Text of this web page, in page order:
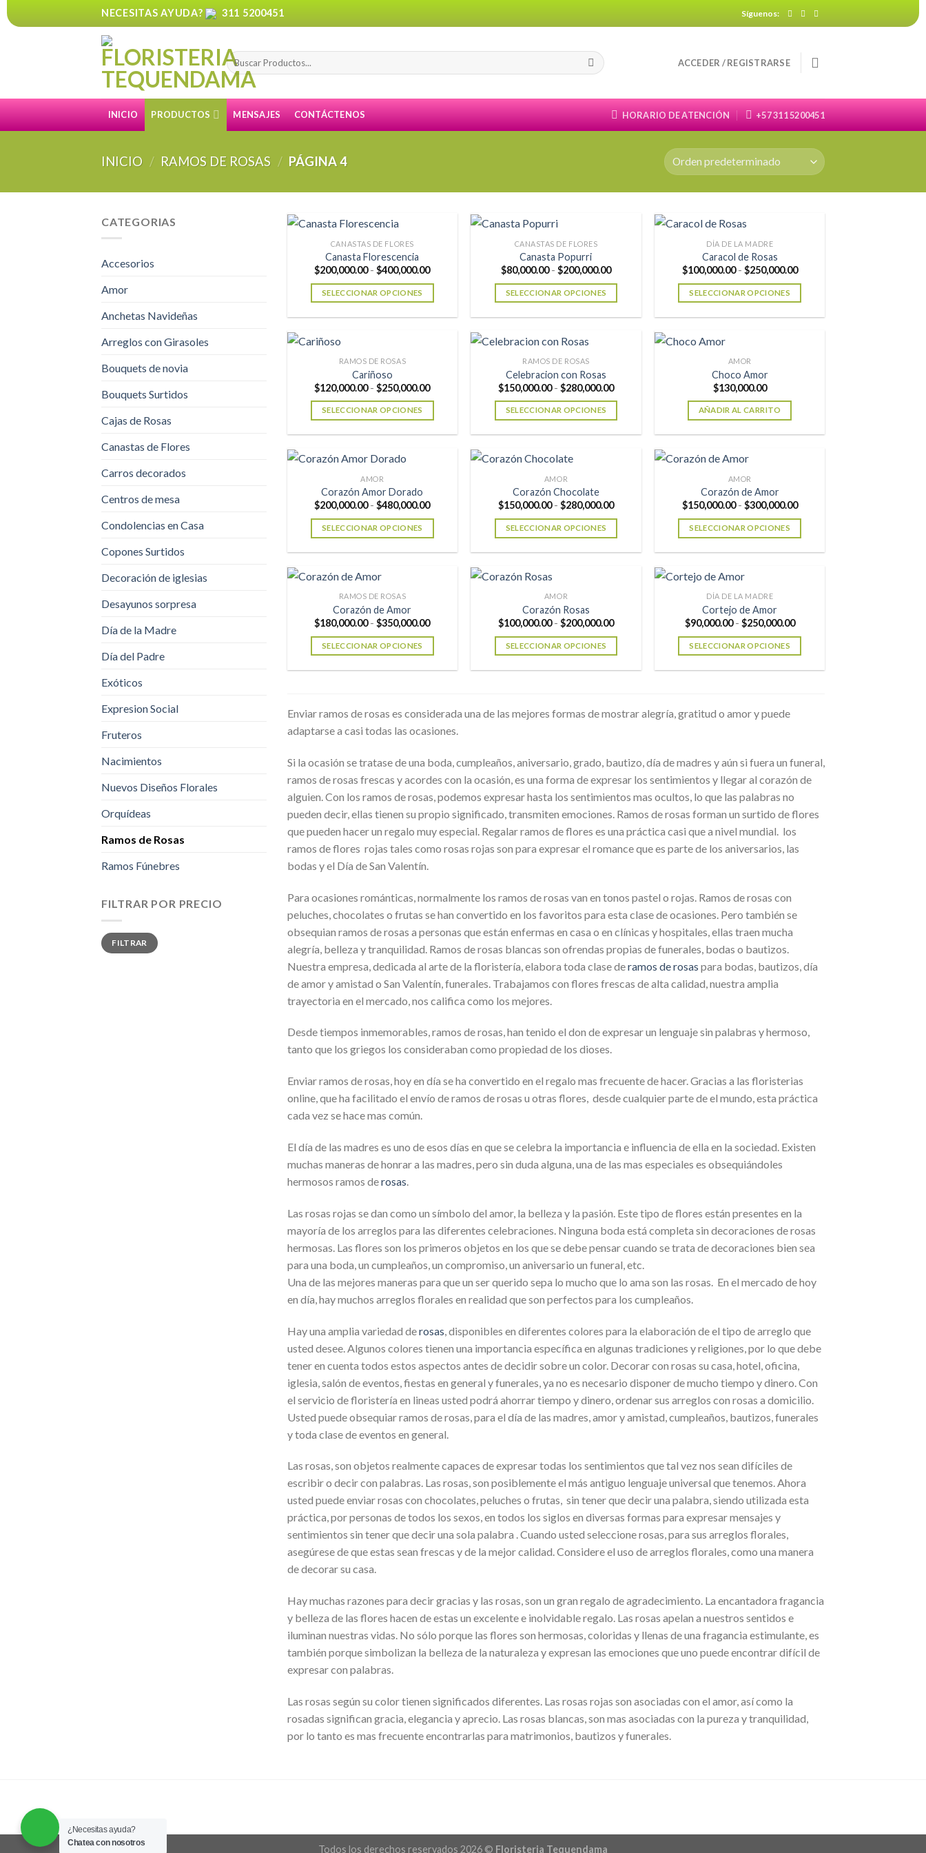
to
NECESITAS AYUDA? 311 5200451 Síguenos:
Buscar
por:
ACCEDER / REGISTRARSE
INICIO PRODUCTOS MENSAJES CONTÁCTENOS HORARIO DE ATENCIÓN +57 311 5200451
INICIO / RAMOS DE ROSAS / PÁGINA 4
CATEGORIAS
Accesorios
Amor
Anchetas Navideñas
Arreglos con Girasoles
Bouquets de novia
Bouquets Surtidos
Cajas de Rosas
Canastas de Flores
Carros decorados
Centros de mesa
Condolencias en Casa
Copones Surtidos
Decoración de iglesias
Desayunos sorpresa
Día de la Madre
Día del Padre
Exóticos
Expresion Social
Fruteros
Nacimientos
Nuevos Diseños Florales
Orquídeas
Ramos de Rosas
Ramos Fúnebres
FILTRAR POR PRECIO
Precio
mínimo
Precio
máximo
FILTRAR
CANASTAS DE FLORES
Canasta Florescencia
$200,000.00 - $400,000.00Rango
precios:
hasta
SELECCIONAR OPCIONES
múltiples
variantes.
Las
opciones
se
pueden
elegir
la
página
de
producto
CANASTAS DE FLORES
Canasta Popurri
$80,000.00 - $200,000.00Rango
precios:
hasta
SELECCIONAR OPCIONES
tiene
múltiples
variantes.
Las
opciones
se
pueden
elegir
la
página
de
producto
DÍA DE LA MADRE
Caracol de Rosas
$100,000.00 - $250,000.00Rango
precios:
hasta
SELECCIONAR OPCIONES
múltiples
variantes.
Las
opciones
se
pueden
la
página
de
producto
RAMOS DE ROSAS
Cariñoso
$120,000.00 - $250,000.00Rango
hasta
SELECCIONAR OPCIONES
tiene
múltiples
variantes.
Las
opciones
se
pueden
la
página
de
producto
RAMOS DE ROSAS
Celebracion con Rosas
$150,000.00 - $280,000.00Rango
hasta
SELECCIONAR OPCIONES
tiene
múltiples
variantes.
Las
opciones
se
pueden
la
página
de
producto
AMOR
Choco Amor
$130,000.00
AÑADIR AL CARRITO
AMOR
Corazón Amor Dorado
$200,000.00 - $480,000.00Rango
hasta
SELECCIONAR OPCIONES
tiene
múltiples
variantes.
Las
opciones
se
pueden
la
página
producto
AMOR
Corazón Chocolate
$150,000.00 - $280,000.00Rango
hasta
SELECCIONAR OPCIONES
múltiples
variantes.
Las
opciones
se
pueden
la
producto
AMOR
Corazón de Amor
$150,000.00 - $300,000.00Rango
hasta
SELECCIONAR OPCIONES
tiene
múltiples
variantes.
Las
opciones
se
pueden
la
producto
RAMOS DE ROSAS
Corazón de Amor
$180,000.00 - $350,000.00Rango
precios:
hasta
SELECCIONAR OPCIONES
múltiples
variantes.
opciones
pueden
en
la
página
de
AMOR
Corazón Rosas
$100,000.00 - $200,000.00Rango
precios:
hasta
SELECCIONAR OPCIONES
múltiples
opciones
en
la
página
DÍA DE LA MADRE
Cortejo de Amor
$90,000.00 - $250,000.00Rango
precios:
hasta
SELECCIONAR OPCIONES
múltiples
opciones
elegir
en
la
página
Enviar ramos de rosas es considerada una de las mejores formas de mostrar alegría, gratitud o amor y puede
adaptarse a casi todas las ocasiones.
Si la ocasión se tratase de una boda, cumpleaños, aniversario, grado, bautizo, día de madres y aún si fuera un funeral,
ramos de rosas frescas y acordes con la ocasión, es una forma de expresar los sentimientos y llegar al corazón de
alguien. Con los ramos de rosas, podemos expresar hasta los sentimientos mas ocultos, lo que las palabras no
pueden decir, ellas tienen su propio significado, transmiten emociones. Ramos de rosas forman un surtido de flores
que pueden hacer un regalo muy especial. Regalar ramos de flores es una práctica casi que a nivel mundial. los
ramos de flores rojas tales como rosas rojas son para expresar el romance que es parte de los aniversarios, las
bodas y el Día de San Valentín.
Para ocasiones románticas, normalmente los ramos de rosas van en tonos pastel o rojas. Ramos de rosas con
peluches, chocolates o frutas se han convertido en los favoritos para esta clase de ocasiones. Pero también se
obsequian ramos de rosas a personas que están enfermas en casa o en clínicas y hospitales, ellas traen mucha
alegría, belleza y tranquilidad. Ramos de rosas blancas son ofrendas propias de funerales, bodas o bautizos.
Nuestra empresa, dedicada al arte de la floristería, elabora toda clase deramos de rosas para bodas, bautizos, día
de amor y amistad o San Valentín, funerales. Trabajamos con flores frescas de alta calidad, nuestra amplia
trayectoria en el mercado, nos califica como los mejores.
Desde tiempos inmemorables, ramos de rosas, han tenido el don de expresar un lenguaje sin palabras y hermoso,
tanto que los griegos los consideraban como propiedad de los dioses.
Enviar ramos de rosas, hoy en día se ha convertido en el regalo mas frecuente de hacer. Gracias a las floristerias
online, que ha facilitado el envío de ramos de rosas u otras flores, desde cualquier parte de el mundo, esta práctica
cada vez se hace mas común.
El día de las madres es uno de esos días en que se celebra la importancia e influencia de ella en la sociedad. Existen
muchas maneras de honrar a las madres, pero sin duda alguna, una de las mas especiales es obsequiándoles
hermosos ramos derosas.
Las rosas rojas se dan como un símbolo del amor, la belleza y la pasión. Este tipo de flores están presentes en la
mayoría de los arreglos para las diferentes celebraciones. Ninguna boda está completa sin decoraciones de rosas
hermosas. Las flores son los primeros objetos en los que se debe pensar cuando se trata de decoraciones bien sea
para una boda, un cumpleaños, un compromiso, un aniversario un funeral, etc.
Una de las mejores maneras para que un ser querido sepa lo mucho que lo ama son las rosas. En el mercado de hoy
en día, hay muchos arreglos florales en realidad que son perfectos para los cumpleaños.
Hay una amplia variedad derosas , disponibles en diferentes colores para la elaboración de el tipo de arreglo que
usted desee. Algunos colores tienen una importancia específica en algunas tradiciones y religiones, por lo que debe
tener en cuenta todos estos aspectos antes de decidir sobre un color. Decorar con rosas su casa, hotel, oficina,
iglesia, salón de eventos, fiestas en general y funerales, ya no es necesario disponer de mucho tiempo y dinero. Con
el servicio de floristería en lineas usted podrá ahorrar tiempo y dinero, ordenar sus arreglos con rosas a domicilio.
Usted puede obsequiar ramos de rosas, para el día de las madres, amor y amistad, cumpleaños, bautizos, funerales
y toda clase de eventos en general.
Las rosas, son objetos realmente capaces de expresar todas los sentimientos que tal vez nos sean difíciles de
escribir o decir con palabras. Las rosas, son posiblemente el más antiguo lenguaje universal que tenemos. Ahora
usted puede enviar rosas con chocolates, peluches o frutas, sin tener que decir una palabra, siendo utilizada esta
práctica, por personas de todos los sexos, en todos los siglos en diversas formas para expresar mensajes y
sentimientos sin tener que decir una sola palabra . Cuando usted seleccione rosas, para sus arreglos florales,
asegúrese de que estas sean frescas y de la mejor calidad. Considere el uso de arreglos florales, como una manera
de decorar su casa.
Hay muchas razones para decir gracias y las rosas, son un gran regalo de agradecimiento. La encantadora fragancia
y belleza de las flores hacen de estas un excelente e inolvidable regalo. Las rosas apelan a nuestros sentidos e
iluminan nuestras vidas. No sólo porque las flores son hermosas, coloridas y llenas de una fragancia estimulante, es
también porque simbolizan la belleza de la naturaleza y expresan las emociones que uno puede encontrar difícil de
expresar con palabras.
Las rosas según su color tienen significados diferentes. Las rosas rojas son asociadas con el amor, así como la
rosadas significan gracia, elegancia y aprecio. Las rosas blancas, son mas asociadas con la pureza y tranquilidad,
por lo tanto es mas frecuente encontrarlas para matrimonios, bautizos y funerales.
Todos los derechos reservados 2026 © Floristeria Tequendama
¿Necesitas ayuda?
Chatea con nosotros